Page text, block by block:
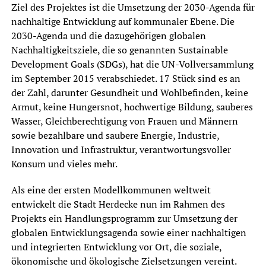
Ziel des Projektes ist die Umsetzung der 2030-Agenda für
nachhaltige Entwicklung auf kommunaler Ebene. Die
2030-Agenda und die dazugehörigen globalen
Nachhaltigkeitsziele, die so genannten Sustainable
Development Goals (SDGs), hat die UN-Vollversammlung
im September 2015 verabschiedet. 17 Stück sind es an
der Zahl, darunter Gesundheit und Wohlbefinden, keine
Armut, keine Hungersnot, hochwertige Bildung, sauberes
Wasser, Gleichberechtigung von Frauen und Männern
sowie bezahlbare und saubere Energie, Industrie,
Innovation und Infrastruktur, verantwortungsvoller
Konsum und vieles mehr.
Als eine der ersten Modellkommunen weltweit
entwickelt die Stadt Herdecke nun im Rahmen des
Projekts ein Handlungsprogramm zur Umsetzung der
globalen Entwicklungsagenda sowie einer nachhaltigen
und integrierten Entwicklung vor Ort, die soziale,
ökonomische und ökologische Zielsetzungen vereint.